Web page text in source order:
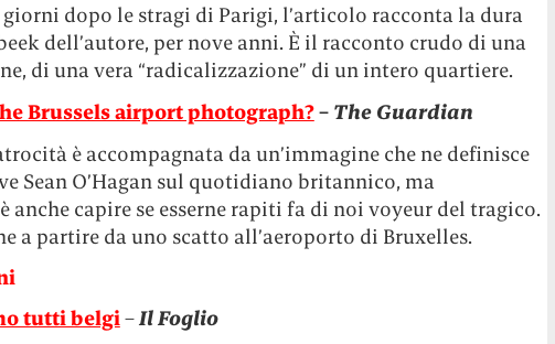
dopo le stragi di Parigi, l’articolo racconta la dura
dell’autore, per nove anni. È il racconto crudo di una
di una vera “radicalizzazione” di un intero quartiere.
Brussels airport photograph?– The Guardian
è accompagnata da un’immagine che ne definisce
Sean O’Hagan sul quotidiano britannico, ma
anche capire se esserne rapiti fa di noi voyeur del tragico.
a partire da uno scatto all’aeroporto di Bruxelles.
tutti belgi–Il Foglio